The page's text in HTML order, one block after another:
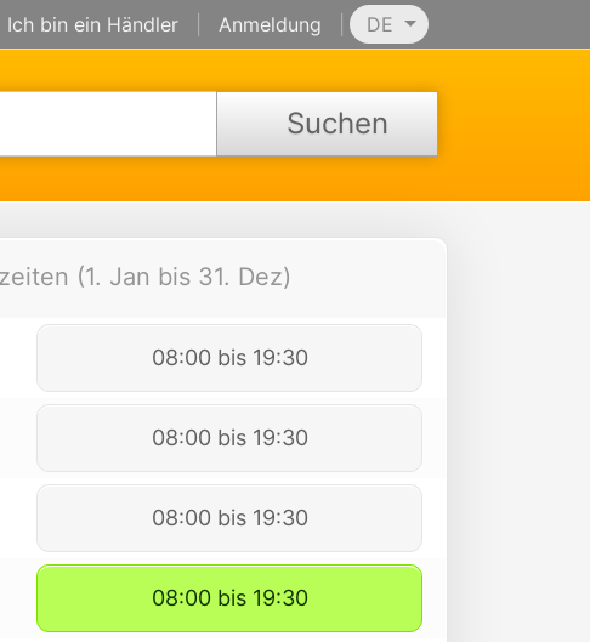
Ich bin ein Händler Anmeldung DE
Suchen
(1. Jan bis 31. Dez)
08:00 bis 19:30
08:00 bis 19:30
08:00 bis 19:30
08:00 bis 19:30